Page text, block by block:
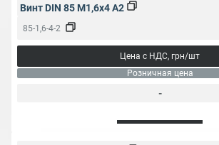
Шлиц
Область
Винт DIN 85 M1,6x4 A2
85-1,6-4-2
Цена с НДС, грн/шт
Розничная цена
-